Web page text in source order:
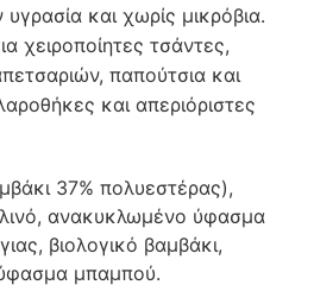
και χωρίς μικρόβια.
χειροποίητες τσάντες,
παπούτσια και
και απεριόριστες
37% πολυεστέρας),
ανακυκλωμένο ύφασμα
βιολογικό βαμβάκι,
μπαμπού.